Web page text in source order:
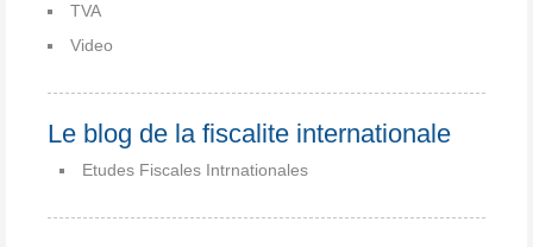
TVA
Video
Le blog de la fiscalite internationale
Etudes Fiscales Intrnationales